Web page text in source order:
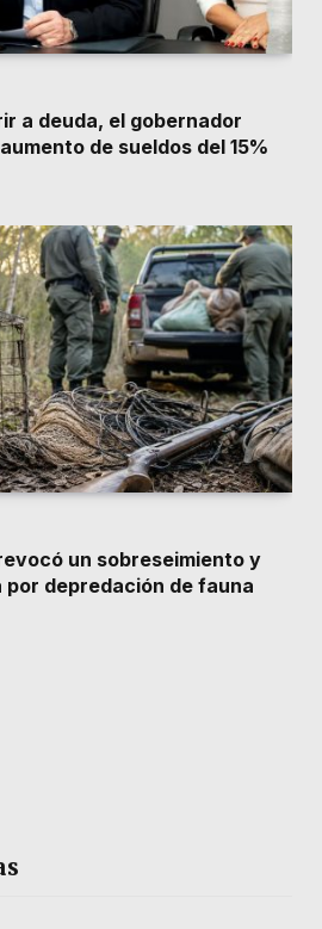
a deuda, el gobernador
de sueldos del 15%
un sobreseimiento y
depredación de fauna